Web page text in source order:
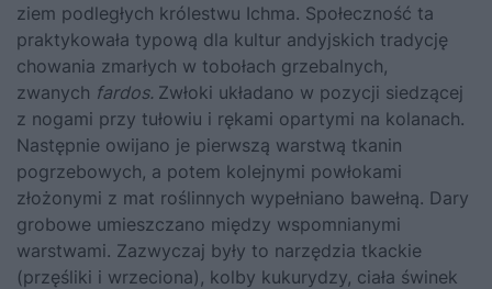
ziem podległych królestwu Ichma. Społeczność ta
praktykowała typową dla kultur andyjskich tradycję
chowania zmarłych w tobołach grzebalnych,
zwanych fardos. Zwłoki układano w pozycji siedzącej
z nogami przy tułowiu i rękami opartymi na kolanach.
Następnie owijano je pierwszą warstwą tkanin
pogrzebowych, a potem kolejnymi powłokami
złożonymi z mat roślinnych wypełniano bawełną. Dary
grobowe umieszczano między wspomnianymi
warstwami. Zazwyczaj były to narzędzia tkackie
(przęśliki i wrzeciona), kolby kukurydzy, ciała świnek